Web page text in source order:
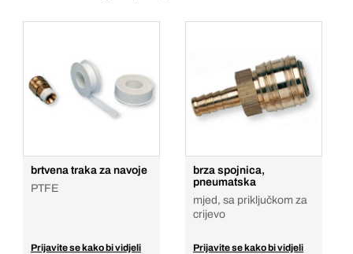
brtvena traka za navoje
PTFE
Prijavite se kako bi vidjeli
brza spojnica,
pneumatska
mjed, sa priključkom za
crijevo
Prijavite se kako bi vidjeli